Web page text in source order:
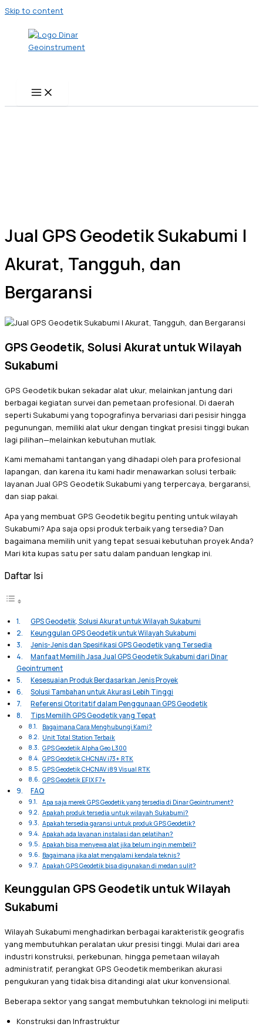
Skip to content
Jual GPS Geodetik Sukabumi |
Akurat, Tangguh, dan
Bergaransi
GPS Geodetik, Solusi Akurat untuk Wilayah
Sukabumi
GPS Geodetik bukan sekadar alat ukur, melainkan jantung dari
berbagai kegiatan survei dan pemetaan profesional. Di daerah
seperti Sukabumi yang topografinya bervariasi dari pesisir hingga
pegunungan, memiliki alat ukur dengan tingkat presisi tinggi bukan
lagi pilihan—melainkan kebutuhan mutlak.
Kami memahami tantangan yang dihadapi oleh para profesional
lapangan, dan karena itu kami hadir menawarkan solusi terbaik:
layanan Jual GPS Geodetik Sukabumi yang terpercaya, bergaransi,
dan siap pakai.
Apa yang membuat GPS Geodetik begitu penting untuk wilayah
Sukabumi? Apa saja opsi produk terbaik yang tersedia? Dan
bagaimana memilih unit yang tepat sesuai kebutuhan proyek Anda?
Mari kita kupas satu per satu dalam panduan lengkap ini.
Daftar Isi
GPS Geodetik, Solusi Akurat untuk Wilayah Sukabumi
Keunggulan GPS Geodetik untuk Wilayah Sukabumi
Jenis-Jenis dan Spesifikasi GPS Geodetik yang Tersedia
Manfaat Memilih Jasa Jual GPS Geodetik Sukabumi dari Dinar
Geointrument
Kesesuaian Produk Berdasarkan Jenis Proyek
Solusi Tambahan untuk Akurasi Lebih Tinggi
Referensi Otoritatif dalam Penggunaan GPS Geodetik
Tips Memilih GPS Geodetik yang Tepat
Bagaimana Cara Menghubungi Kami?
Unit Total Station Terbaik
GPS Geodetik Alpha Geo L300
GPS Geodetik CHCNAV i73+ RTK
GPS Geodetik CHCNAV i89 Visual RTK
GPS Geodetik EFIX F7+
FAQ
Apa saja merek GPS Geodetik yang tersedia di Dinar Geointrument?
Apakah produk tersedia untuk wilayah Sukabumi?
Apakah tersedia garansi untuk produk GPS Geodetik?
Apakah ada layanan instalasi dan pelatihan?
Apakah bisa menyewa alat jika belum ingin membeli?
Bagaimana jika alat mengalami kendala teknis?
Apakah GPS Geodetik bisa digunakan di medan sulit?
Keunggulan GPS Geodetik untuk Wilayah
Sukabumi
Wilayah Sukabumi menghadirkan berbagai karakteristik geografis
yang membutuhkan peralatan ukur presisi tinggi. Mulai dari area
industri konstruksi, perkebunan, hingga pemetaan wilayah
administratif, perangkat GPS Geodetik memberikan akurasi
pengukuran yang tidak bisa ditandingi alat ukur konvensional.
Beberapa sektor yang sangat membutuhkan teknologi ini meliputi:
Konstruksi dan Infrastruktur